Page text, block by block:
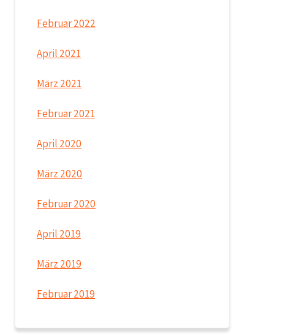
Februar 2022
April 2021
März 2021
Februar 2021
April 2020
März 2020
Februar 2020
April 2019
März 2019
Februar 2019